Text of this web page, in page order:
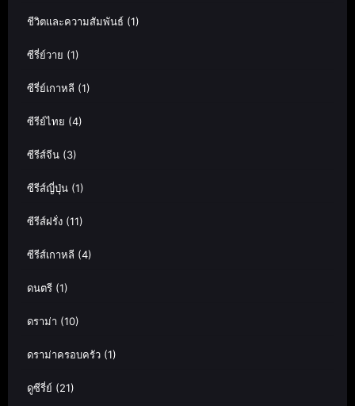
ชีวิตและความสัมพันธ์ (1)
ซีรี่ย์วาย (1)
ซีรี่ย์เกาหลี (1)
ซีรีย์ไทย (4)
ซีรีส์จีน (3)
ซีรีส์ญี่ปุ่น (1)
ซีรีส์ฝรั่ง (11)
ซีรีส์เกาหลี (4)
ดนตรี (1)
ดราม่า (10)
ดราม่าครอบครัว (1)
ดูซีรี่ย์ (21)